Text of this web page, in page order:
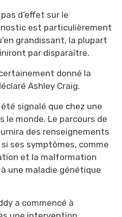
d’effet sur le
est particulièrement
grandissant, la plupart
par disparaître.
donné la
Ashley Craig.
été signalé que chez une
le monde. Le parcours de
des renseignements
ses symptômes, comme
et la malformation
une maladie génétique
a commencé à